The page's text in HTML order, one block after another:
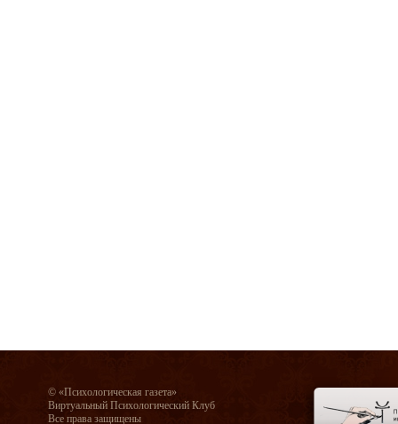
© «Психологическая газета»
Виртуальный Психологический Клуб
Все права защищены